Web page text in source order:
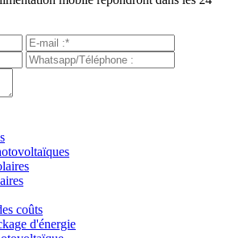
coûts
d'énergie